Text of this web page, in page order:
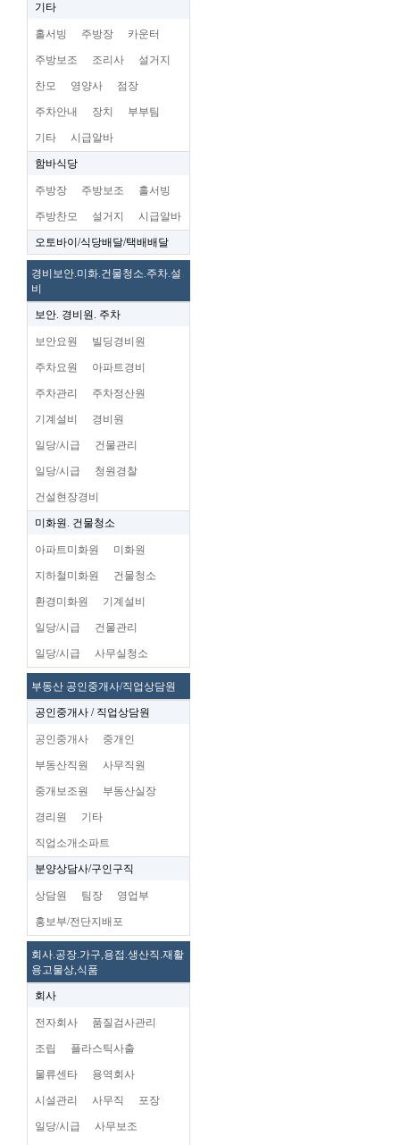
기타
홀서빙 주방장 카운터
주방보조 조리사 설거지
찬모 영양사 점장
주차안내 장치 부부팀
기타 시급알바
함바식당
주방장 주방보조 홀서빙
주방찬모 설거지 시급알바
오토바이/식당배달/택배배달
경비보안.미화.건물청소.주차.설
비
보안. 경비원. 주차
보안요원 빌딩경비원
주차요원 아파트경비
주차관리 주차정산원
기계설비 경비원
일당/시급 건물관리
일당/시급 청원경찰
건설현장경비
미화원. 건물청소
아파트미화원 미화원
지하철미화원 건물청소
환경미화원 기계설비
일당/시급 건물관리
일당/시급 사무실청소
부동산 공인중개사/직업상담원
공인중개사 / 직업상담원
공인중개사 중개인
부동산직원 사무직원
중개보조원 부동산실장
경리원 기타
직업소개소파트
분양상담사/구인구직
상담원 팀장 영업부
홍보부/전단지배포
회사.공장.가구,용접.생산직.재활
용고물상,식품
회사
전자회사 품질검사관리
조립 플라스틱사출
물류센타 용역회사
시설관리 사무직 포장
일당/시급 사무보조